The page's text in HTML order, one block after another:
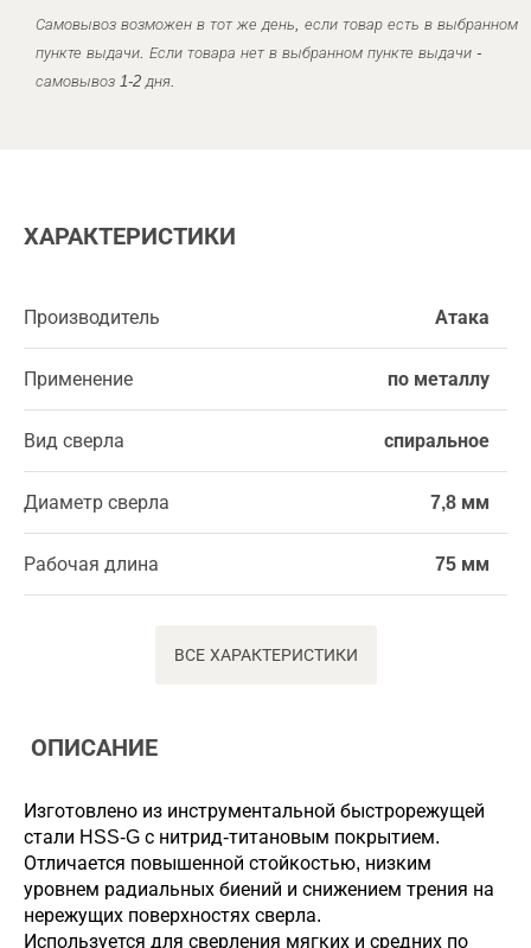
Самовывоз возможен в тот же день, если товар есть в выбранном
пункте выдачи. Если товара нет в выбранном пункте выдачи -
самовывоз 1-2 дня.
ХАРАКТЕРИСТИКИ
Производитель Атака
Применение по металлу
Вид сверла спиральное
Диаметр сверла 7,8 мм
Рабочая длина 75 мм
ВСЕ ХАРАКТЕРИСТИКИ
ОПИСАНИЕ
Изготовлено из инструментальной быстрорежущей
стали HSS-G с нитрид-титановым покрытием.
Отличается повышенной стойкостью, низким
уровнем радиальных биений и снижением трения на
нережущих поверхностях сверла.
Используется для сверления мягких и средних по